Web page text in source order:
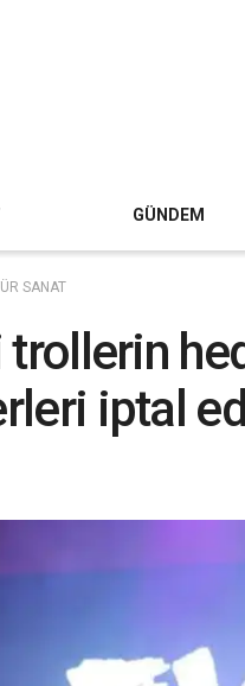
GÜNDEM
SANAT
trollerin
iptal